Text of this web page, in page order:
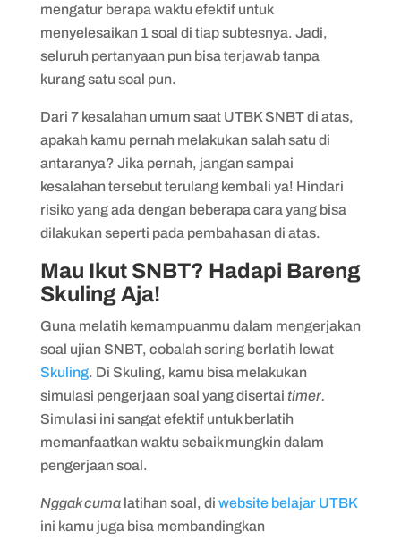
mengatur berapa waktu efektif untuk
menyelesaikan 1 soal di tiap subtesnya. Jadi,
seluruh pertanyaan pun bisa terjawab tanpa
kurang satu soal pun.
Dari 7 kesalahan umum saat UTBK SNBT di atas,
apakah kamu pernah melakukan salah satu di
antaranya? Jika pernah, jangan sampai
kesalahan tersebut terulang kembali ya! Hindari
risiko yang ada dengan beberapa cara yang bisa
dilakukan seperti pada pembahasan di atas.
Mau Ikut SNBT? Hadapi Bareng
Skuling Aja!
Guna melatih kemampuanmu dalam mengerjakan
soal ujian SNBT, cobalah sering berlatih lewat
Skuling. Di Skuling, kamu bisa melakukan
simulasi pengerjaan soal yang disertai timer.
Simulasi ini sangat efektif untuk berlatih
memanfaatkan waktu sebaik mungkin dalam
pengerjaan soal.
Nggak cuma latihan soal, di website belajar UTBK
ini kamu juga bisa membandingkan